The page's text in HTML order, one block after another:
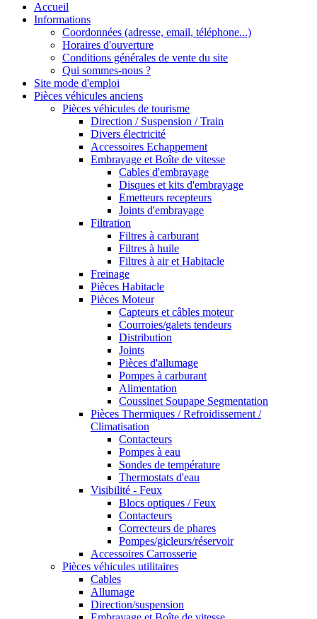
Accueil
Informations
Coordonnées (adresse, email, téléphone...)
Horaires d'ouverture
Conditions générales de vente du site
Qui sommes-nous ?
Site mode d'emploi
Pièces véhicules anciens
Pièces véhicules de tourisme
Direction / Suspension / Train
Divers électricité
Accessoires Echappement
Embrayage et Boîte de vitesse
Cables d'embrayage
Disques et kits d'embrayage
Emetteurs recepteurs
Joints d'embrayage
Filtration
Filtres à carburant
Filtres à huile
Filtres à air et Habitacle
Freinage
Pièces Habitacle
Pièces Moteur
Capteurs et câbles moteur
Courroies/galets tendeurs
Distribution
Joints
Pièces d'allumage
Pompes à carburant
Alimentation
Coussinet Soupape Segmentation
Pièces Thermiques / Refroidissement /
Climatisation
Contacteurs
Pompes à eau
Sondes de température
Thermostats d'eau
Visibilité - Feux
Blocs optiques / Feux
Contacteurs
Correcteurs de phares
Pompes/gicleurs/réservoir
Accessoires Carrosserie
Pièces véhicules utilitaires
Cables
Allumage
Direction/suspension